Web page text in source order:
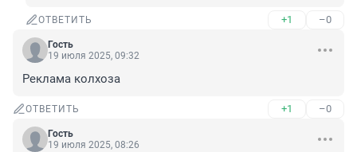
ОТВЕТИТЬ +1 –0
Гость
19 июля 2025, 09:32
Реклама колхоза
ОТВЕТИТЬ +1 –0
Гость
19 июля 2025, 08:26